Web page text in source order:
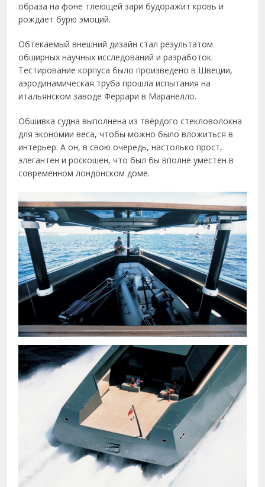
образа на фоне тлеющей зари будоражит кровь и
рождает бурю эмоций.
Обтекаемый внешний дизайн стал результатом
обширных научных исследований и разработок.
Тестирование корпуса было произведено в Швеции,
аэродинамическая труба прошла испытания на
итальянском заводе Феррари в Маранелло.
Обшивка судна выполнена из твёрдого стекловолокна
для экономии веса, чтобы можно было вложиться в
интерьер. А он, в свою очередь, настолько прост,
элегантен и роскошен, что был бы вполне уместен в
современном лондонском доме.